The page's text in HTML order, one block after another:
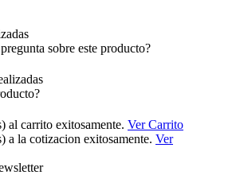
sobre este producto?
al carrito exitosamente. Ver Carrito
a la cotizacion exitosamente. Ver